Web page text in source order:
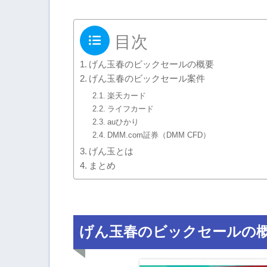
目次
げん玉春のビックセールの概要
げん玉春のビックセール案件
楽天カード
ライフカード
auひかり
DMM.com証券（DMM CFD）
げん玉とは
まとめ
げん玉春のビックセールの